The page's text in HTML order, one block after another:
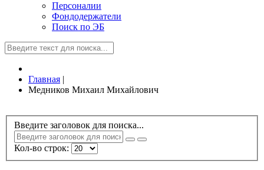
Персоналии
Фондодержатели
Поиск по ЭБ
Главная |
Медников Михаил Михайлович
Введите заголовок для поиска...
Кол-во строк: